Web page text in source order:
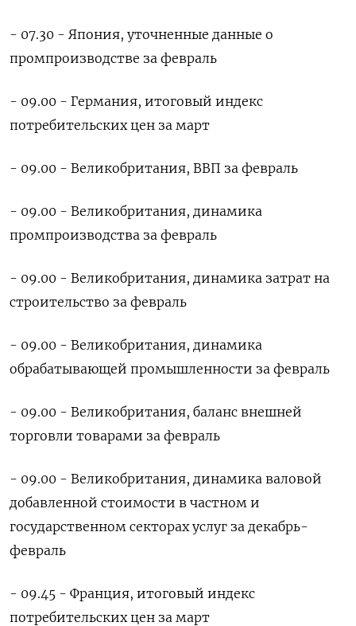
- 07.30 - Япония, уточненные данные о
промпроизводстве за февраль
- 09.00 - Германия, итоговый индекс
потребительских цен за март
- 09.00 - Великобритания, ВВП за февраль
- 09.00 - Великобритания, динамика
промпроизводства за февраль
- 09.00 - Великобритания, динамика затрат на
строительство за февраль
- 09.00 - Великобритания, динамика
обрабатывающей промышленности за февраль
- 09.00 - Великобритания, баланс внешней
торговли товарами за февраль
- 09.00 - Великобритания, динамика валовой
добавленной стоимости в частном и
государственном секторах услуг за декабрь-
февраль
- 09.45 - Франция, итоговый индекс
потребительских цен за март